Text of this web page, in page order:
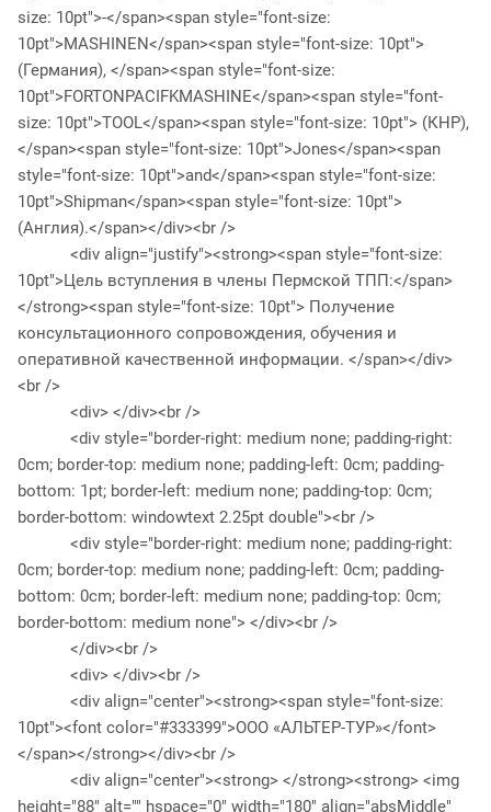
size: 10pt">-</span><span style="font-size:
10pt">MASHINEN</span><span style="font-size: 10pt">
(Германия), </span><span style="font-size:
10pt">FORTONPACIFKMASHINE</span><span style="font-
size: 10pt">TOOL</span><span style="font-size: 10pt"> (КНР),
</span><span style="font-size: 10pt">Jones</span><span
style="font-size: 10pt">and</span><span style="font-size:
10pt">Shipman</span><span style="font-size: 10pt">
(Англия).</span></div><br />
<div align="justify"><strong><span style="font-size:
10pt">Цель вступления в члены Пермской ТПП:</span>
</strong><span style="font-size: 10pt"> Получение
консультационного сопровождения, обучения и
оперативной качественной информации. </span></div>
<br />
<div> </div><br />
<div style="border-right: medium none; padding-right:
0cm; border-top: medium none; padding-left: 0cm; padding-
bottom: 1pt; border-left: medium none; padding-top: 0cm;
border-bottom: windowtext 2.25pt double"><br />
<div style="border-right: medium none; padding-right:
0cm; border-top: medium none; padding-left: 0cm; padding-
bottom: 0cm; border-left: medium none; padding-top: 0cm;
border-bottom: medium none"> </div><br />
</div><br />
<div> </div><br />
<div align="center"><strong><span style="font-size:
10pt"><font color="#333399">ООО «АЛЬТЕР-ТУР»</font>
</span></strong></div><br />
<div align="center"><strong> </strong><strong> <img
height="88" alt="" hspace="0" width="180" align="absMiddle"